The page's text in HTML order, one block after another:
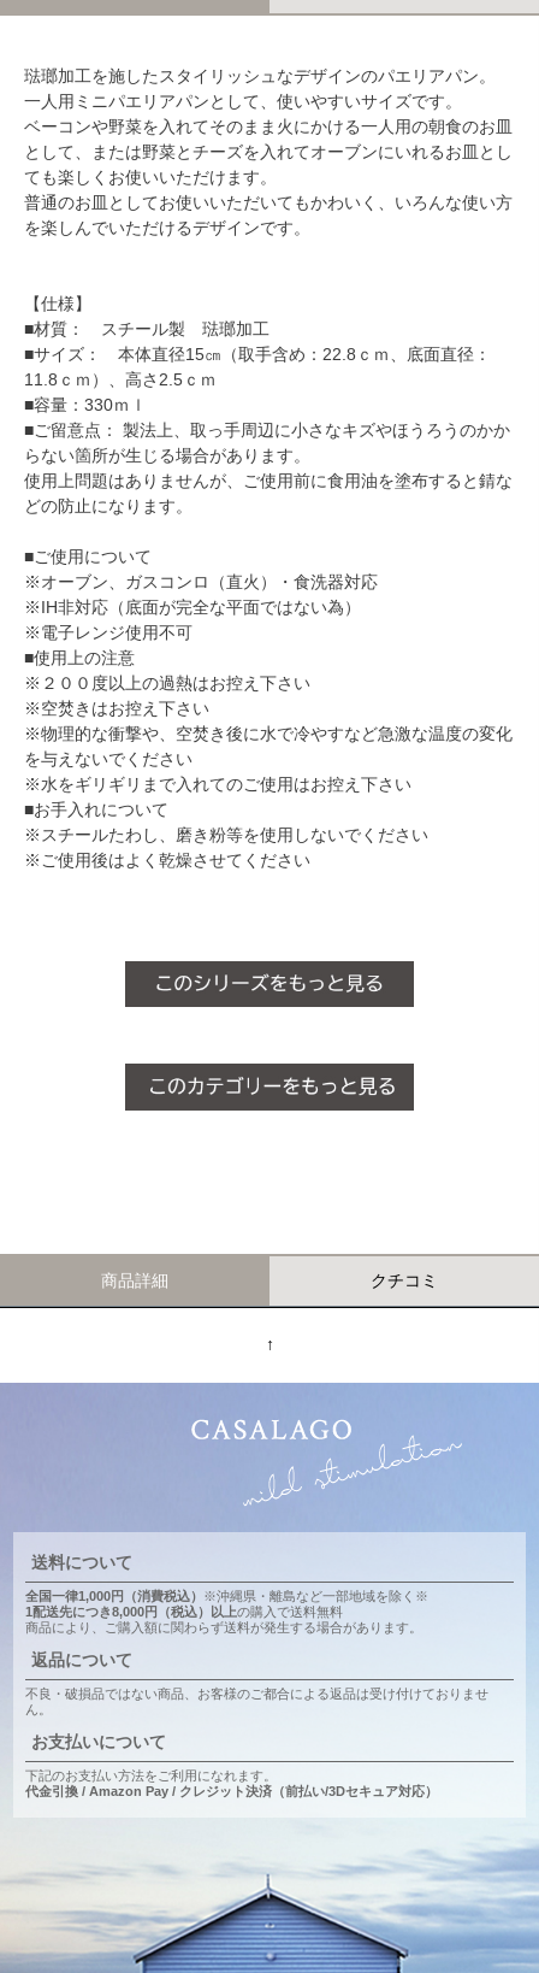
琺瑯加工を施したスタイリッシュなデザインのパエリアパン。
一人用ミニパエリアパンとして、使いやすいサイズです。
ベーコンや野菜を入れてそのまま火にかける一人用の朝食のお皿
として、または野菜とチーズを入れてオーブンにいれるお皿とし
ても楽しくお使いいただけます。
普通のお皿としてお使いいただいてもかわいく、いろんな使い方
を楽しんでいただけるデザインです。
【仕様】
■材質： スチール製 琺瑯加工
■サイズ： 本体直径15㎝（取手含め：22.8ｃｍ、底面直径：
11.8ｃｍ）、高さ2.5ｃｍ
■容量：330ｍｌ
■ご留意点： 製法上、取っ手周辺に小さなキズやほうろうのかか
らない箇所が生じる場合があります。
使用上問題はありませんが、ご使用前に食用油を塗布すると錆な
どの防止になります。
■ご使用について
※オーブン、ガスコンロ（直火）・食洗器対応
※IH非対応（底面が完全な平面ではない為）
※電子レンジ使用不可
■使用上の注意
※２００度以上の過熱はお控え下さい
※空焚きはお控え下さい
※物理的な衝撃や、空焚き後に水で冷やすなど急激な温度の変化
を与えないでください
※水をギリギリまで入れてのご使用はお控え下さい
■お手入れについて
※スチールたわし、磨き粉等を使用しないでください
※ご使用後はよく乾燥させてください
商品詳細 クチコミ
↑
送料について
全国一律1,000円（消費税込） ※沖縄県・離島など一部地域を除く※
1配送先につき8,000円（税込）以上の購入で送料無料
商品により、ご購入額に関わらず送料が発生する場合があります。
返品について
不良・破損品ではない商品、お客様のご都合による返品は受け付けておりませ
ん。
お支払いについて
下記のお支払い方法をご利用になれます。
代金引換 / Amazon Pay / クレジット決済（前払い/3Dセキュア対応）